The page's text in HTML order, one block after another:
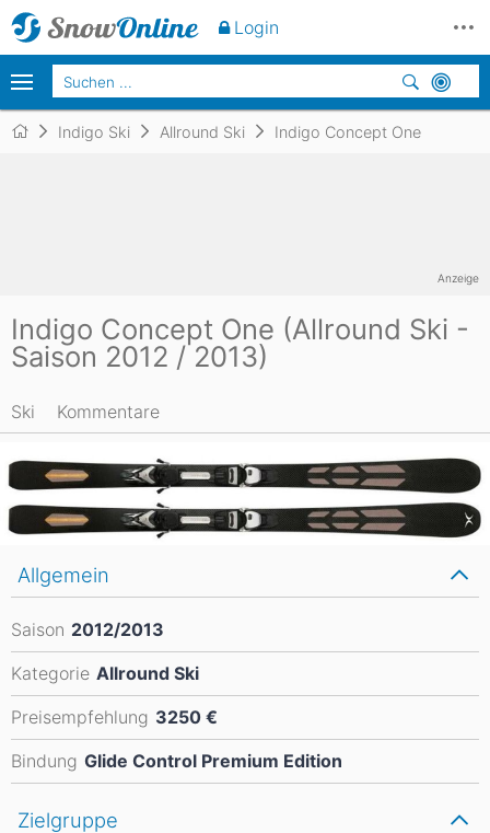
Indigo Ski Allround Ski Indigo Concept One
Indigo Concept One (Allround Ski -
Saison 2012 / 2013)
Ski Kommentare
Anzeige
Allgemein
Saison 2012/2013
Kategorie Allround Ski
Preisempfehlung 3250 €
Bindung Glide Control Premium Edition
Zielgruppe
Login